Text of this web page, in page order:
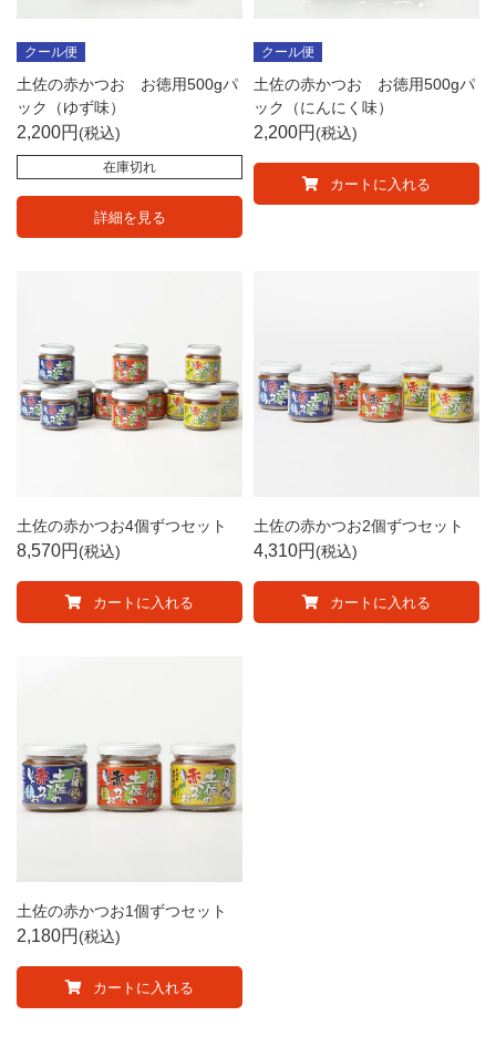
クール便
土佐の赤かつお お徳用500gパ
ック（ゆず味）
2,200 税込
在庫切れ
詳細を見る
クール便
土佐の赤かつお お徳用500gパ
ック（にんにく味）
2,200 税込
カートに入れる
土佐の赤かつお4個ずつセット
8,570 税込
カートに入れる
土佐の赤かつお2個ずつセット
4,310 税込
カートに入れる
土佐の赤かつお1個ずつセット
2,180 税込
カートに入れる